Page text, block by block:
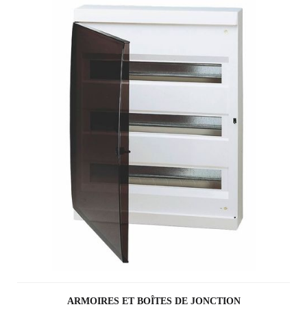
ARMOIRES ET BOÎTES DE JONCTION